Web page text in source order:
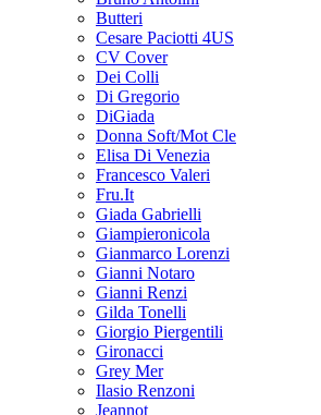
Butteri
Cesare Paciotti 4US
CV Cover
Dei Colli
Di Gregorio
DiGiada
Donna Soft/Mot Cle
Elisa Di Venezia
Francesco Valeri
Fru.It
Giada Gabrielli
Giampieronicola
Gianmarco Lorenzi
Gianni Notaro
Gianni Renzi
Gilda Tonelli
Giorgio Piergentili
Gironacci
Grey Mer
Ilasio Renzoni
Jeannot